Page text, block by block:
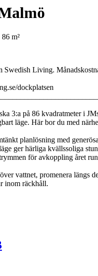
m²
Swedish Living.
dockplatsen
3:a på 86 kvadratmeter i
läge. Här bor du med
planlösning med
ger härliga kvällssoliga
för avkoppling året
vattnet, promenera längs
inom räckhåll.